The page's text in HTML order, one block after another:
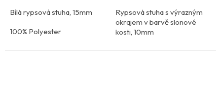
Bílá rypsová stuha, 15mm
100% Polyester
země původu: Itálie
Rypsová stuha s výrazným
okrajem v barvě slonové
kosti, 10mm
Složení: 100% polyester